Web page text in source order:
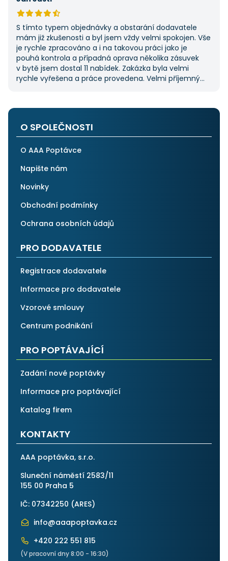
S tímto typem objednávky a obstarání dodavatele
mám již zkušenosti a byl jsem vždy velmi spokojen. Vše
je rychle zpracováno a i na takovou práci jako je
pouhá kontrola a případná oprava několika zásuvek
v bytě jsem dostal 11 nabídek. Zakázka byla velmi
rychle vyřešena a práce provedena. Velmi příjemný
po všech stránkách plně spolehnout.
O SPOLEČNOSTI
O AAA Poptávce
Napište nám
Novinky
Obchodní podmínky
Ochrana osobních údajů
PRO DODAVATELE
Registrace dodavatele
Informace pro dodavatele
Vzorové smlouvy
Centrum podnikání
PRO POPTÁVAJÍCÍ
Zadání nové poptávky
Informace pro poptávající
Katalog firem
KONTAKTY
AAA poptávka, s.r.o.
Sluneční náměstí 2583/11
155 00 Praha 5
IČ: 07342250 (ARES)
info@aaapoptavka.cz
+420 222 551 815
(V pracovní dny 8:00 - 16:30)